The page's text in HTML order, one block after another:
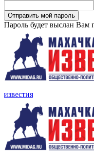
Пароль будет выслан Вам
известия